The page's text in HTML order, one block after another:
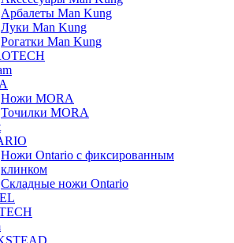
Арбалеты Man Kung
Луки Man Kung
Рогатки Man Kung
Ножи MORA
Точилки MORA
Ножи Ontario c фиксированным
клинком
Складные ножи Ontario